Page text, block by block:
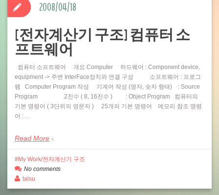
[전자계산기 구조] 컴퓨터 소
프트웨어
컴퓨터 소프트웨어 개요 Computer 하드웨어 : Component device,
equipment -> 주변 InterFace장치와 연결 구성 소프트웨어 : 프로그
램 Computer Program 작성 기계어 작성 (영자, 숫자 형태) : Source
Program 2진수 ( 8, 16진수 ) : Object Program 컴퓨터의
기본 명령어 ( 3단위의 영문자 ) 25개의 기본 명령어 메모리 참조 명령
어 :…
Read More
2008/04/18
My Work/전자계산기 구조
No comments
talsu